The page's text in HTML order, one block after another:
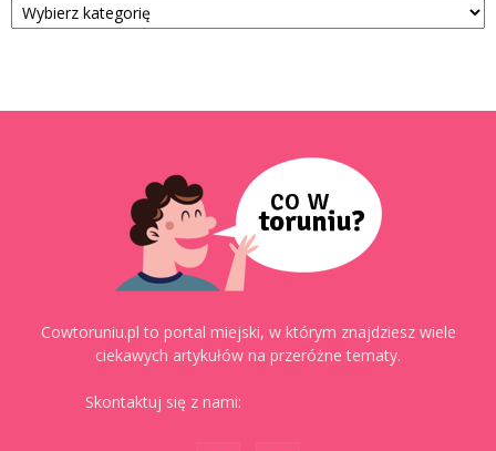
Cowtoruniu.pl to portal miejski, w którym znajdziesz wiele
ciekawych artykułów na przeróżne tematy.
Skontaktuj się z nami: